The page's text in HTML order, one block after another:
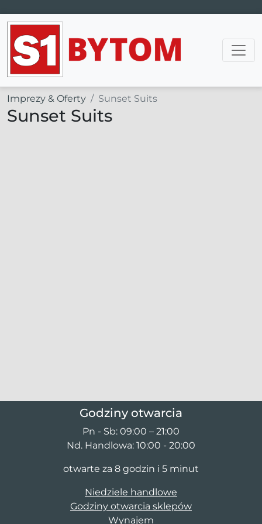
Main Navigation
Imprezy & Oferty Sunset Suits
Sunset Suits
Godziny otwarcia
Pn - Sb: 09:00 – 21:00
Nd. Handlowa: 10:00 - 20:00
otwarte za 8 godzin i 5 minut
Niedziele handlowe
Godziny otwarcia sklepów
Wynajem